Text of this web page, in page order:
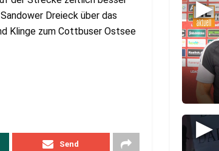
Dreieck über das
Klinge zum Cottbuser Ostsee
Send
▶
▶